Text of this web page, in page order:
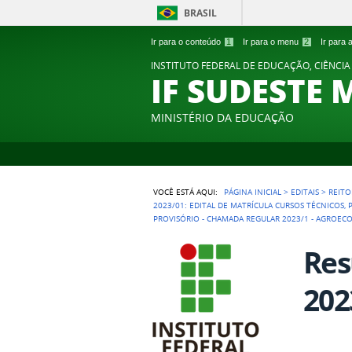
Ir para o conteúdo 1 Ir para o menu 2 Ir para
BRASIL
INSTITUTO FEDERAL DE EDUCAÇÃO,
IF SUDESTE
MINISTÉRIO DA EDUCAÇÃO
VOCÊ ESTÁ AQUI: PÁGINA INICIAL > EDITAIS >
2023/01: EDITAL DE MATRÍCULA CURSOS TÉCNICOS,
PROVISÓRIO - CHAMADA REGULAR 2023/1 -